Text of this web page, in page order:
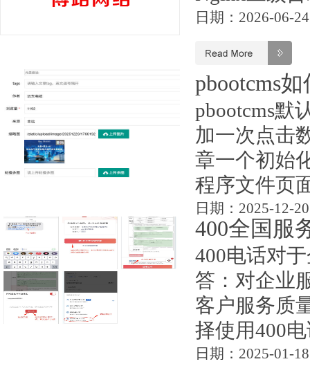
日期：2026-06-24
pbootcms
pbootcms默
加一次点击
章一个初始
程序文件页
日期：2025-12-20
400全国服
400电话对
答：对企业
客户服务质
择使用400
日期：2025-01-18